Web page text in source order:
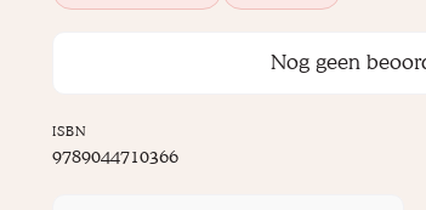
Nog geen
ISBN
9789044710366